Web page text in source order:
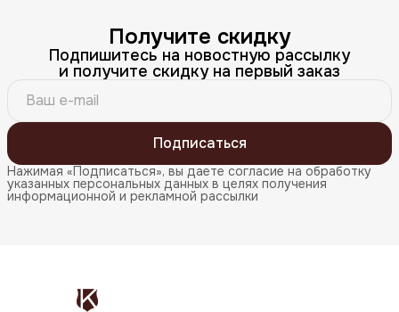
Получите скидку
Подпишитесь на новостную рассылку
и получите скидку на первый заказ
Подписаться
Нажимая «Подписаться», вы даете согласие на обработку
указанных персональных данных в целях получения
информационной и рекламной рассылки